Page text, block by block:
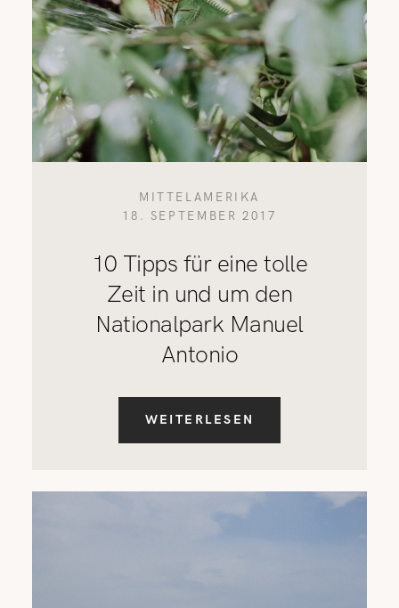
MITTELAMERIKA
18. SEPTEMBER 2017
10 Tipps für eine tolle
Zeit in und um den
Nationalpark Manuel
Antonio
WEITERLESEN